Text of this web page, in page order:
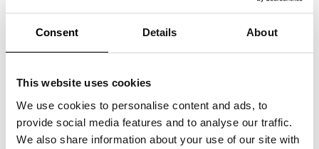
Consent Details About
This website uses cookies
We use cookies to personalise content and ads, to
provide social media features and to analyse our traffic.
We also share information about your use of our site with
300kr inkl. moms